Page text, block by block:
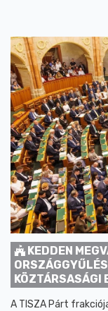
KEDDEN
KÖZTÁRSASÁGI
A TISZA Párt